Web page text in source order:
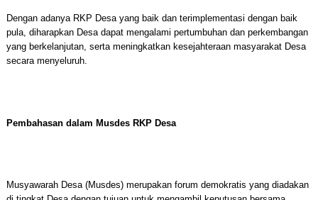
Dengan adanya RKP Desa yang baik dan terimplementasi dengan baik
pula, diharapkan Desa dapat mengalami pertumbuhan dan perkembangan
yang berkelanjutan, serta meningkatkan kesejahteraan masyarakat Desa
secara menyeluruh.
Pembahasan dalam Musdes RKP Desa
Musyawarah Desa (Musdes) merupakan forum demokratis yang diadakan